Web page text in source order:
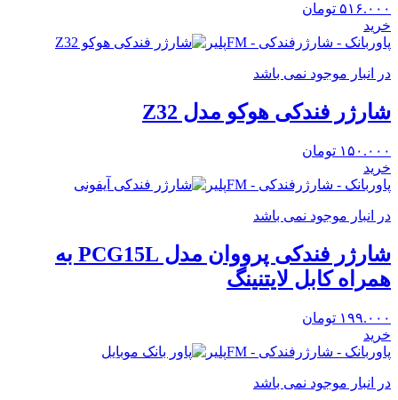
۵۱۶.۰۰۰ تومان
خرید
پاوربانک - شارژرفندکی - FMپلیر
در انبار موجود نمی باشد
شارژر فندکی هوکو مدل Z32
۱۵۰.۰۰۰ تومان
خرید
پاوربانک - شارژرفندکی - FMپلیر
در انبار موجود نمی باشد
شارژر فندکی پرووان مدل PCG15L به
همراه کابل لایتنینگ
۱۹۹.۰۰۰ تومان
خرید
پاوربانک - شارژرفندکی - FMپلیر
در انبار موجود نمی باشد